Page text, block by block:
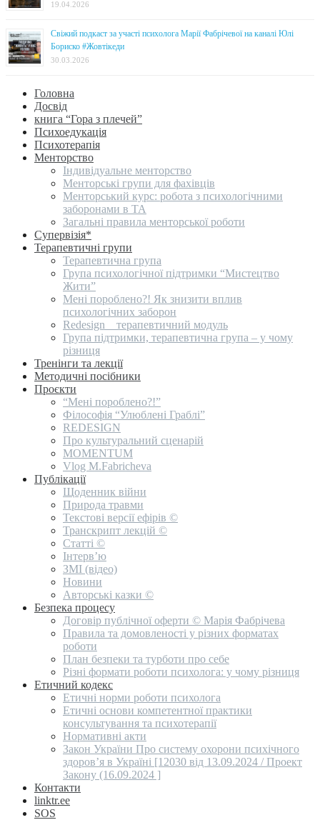
19.04.2026
Свіжий подкаст за участі психолога Марії Фабрічевої на каналі Юлі
Бориско #Жовтікеди
30.03.2026
Головна
Досвід
книга “Гора з плечей”
Психоедукація
Психотерапія
Менторство
Індивідуальне менторство
Менторські групи для фахівців
Менторський курс: робота з психологічними
заборонами в ТА
Загальні правила менторської роботи
Супервізія*
Терапевтичні групи
Терапевтична група
Група психологічної підтримки “Мистецтво
Жити”
Мені пороблено?! Як знизити вплив
психологічних заборон
Redesign _ терапевтичний модуль
Група підтримки, терапевтична група – у чому
різниця
Тренінги та лекції
Методичні посібники
Проєкти
“Мені пороблено?!”
Філософія “Улюблені Граблі”
REDESIGN
Про культуральний сценарій
MOMENTUM
Vlog M.Fabricheva
Публікації
Щоденник війни
Природа травми
Текстові версії ефірів ©
Транскрипт лекцій ©
Статті ©
Інтерв’ю
ЗМІ (відео)
Новини
Авторські казки ©
Безпека процесу
Договір публічної оферти © Марія Фабрічева
Правила та домовленості у різних форматах
роботи
План безпеки та турботи про себе
Різні формати роботи психолога: у чому різниця
Етичний кодекс
Етичні норми роботи психолога
Етичні основи компетентної практики
консультування та психотерапії
Нормативні акти
Закон України Про систему охорони психічного
здоров’я в Україні [12030 від 13.09.2024 / Проект
Закону (16.09.2024 ]
Контакти
linktr.ee
SOS